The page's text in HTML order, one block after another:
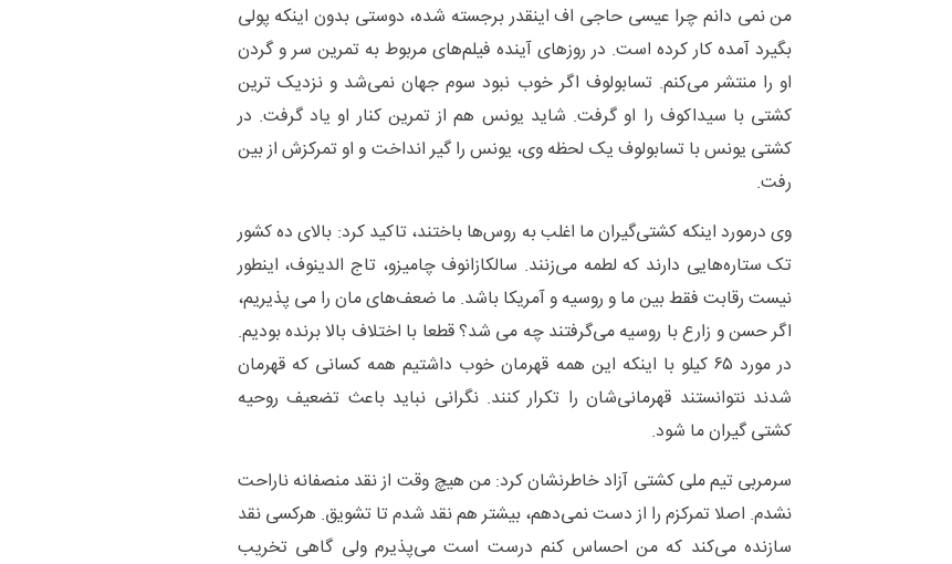
من نمی دانم چرا عیسی حاجی اف اینقدر برجسته شده، دوستی بدون اینکه پولی
بگیرد آمده کار کرده است. در روزهای آینده فیلم‌های مربوط به تمرین سر و گردن
او را منتشر می‌کنم. تسابولوف اگر خوب نبود سوم جهان نمی‌شد و نزدیک ترین
کشتی با سیداکوف را او گرفت. شاید یونس هم از تمرین کنار او یاد گرفت. در
کشتی یونس با تسابولوف یک لحظه وی، یونس را گیر انداخت و او تمرکزش از بین
رفت.
وی درمورد اینکه کشتی‌گیران ما اغلب به روس‌ها باختند، تاکید کرد: بالای ده کشور
تک ستاره‌هایی دارند که لطمه می‌زنند. سالکازانوف چامیزو، تاج الدینوف، اینطور
نیست رقابت فقط بین ما و روسیه و آمریکا باشد. ما ضعف‌های مان را می پذیریم،
اگر حسن و زارع با روسیه می‌گرفتند چه می شد؟ قطعا با اختلاف بالا برنده بودیم.
در مورد ۶۵ کیلو با اینکه این همه قهرمان خوب داشتیم همه کسانی که قهرمان
شدند نتوانستند قهرمانی‌شان را تکرار کنند. نگرانی نباید باعث تضعیف روحیه
کشتی گیران ما شود.
سرمربی تیم ملی کشتی آزاد خاطرنشان کرد: من هیچ وقت از نقد منصفانه ناراحت
نشدم. اصلا تمرکزم را از دست نمی‌دهم، بیشتر هم نقد شدم تا تشویق. هرکسی نقد
سازنده می‌کند که من احساس کنم درست است می‌پذیرم ولی گاهی تخریب